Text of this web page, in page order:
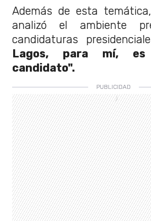
Además de esta
analizó el ambiente
candidaturas
Lagos, para mí,
candidato".